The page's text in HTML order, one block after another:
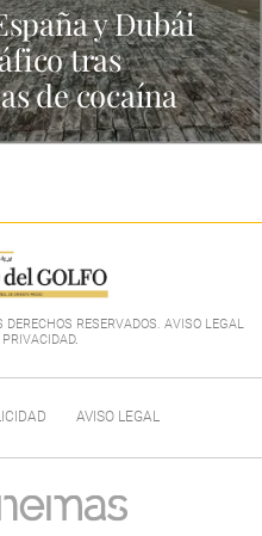
y Dubái
tras
de cocaína
RESERVADOS. AVISO LEGAL
.
AVISO LEGAL